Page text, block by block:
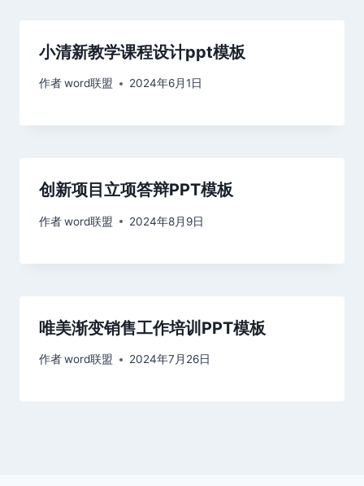
小清新教学课程设计ppt模板
作者word联盟 2024年6月1日
创新项目立项答辩PPT模板
作者word联盟 2024年8月9日
唯美渐变销售工作培训PPT模板
作者word联盟 2024年7月26日